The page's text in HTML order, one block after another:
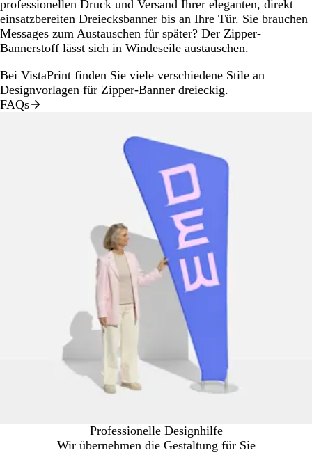
professionellen Druck und Versand Ihrer eleganten, direkt
einsatzbereiten Dreiecksbanner bis an Ihre Tür. Sie brauchen
Messages zum Austauschen für später? Der Zipper-
Bannerstoff lässt sich in Windeseile austauschen.
Bei VistaPrint finden Sie viele verschiedene Stile an
Designvorlagen für Zipper-Banner dreieckig.
FAQs
Professionelle Designhilfe
Wir übernehmen die Gestaltung für Sie